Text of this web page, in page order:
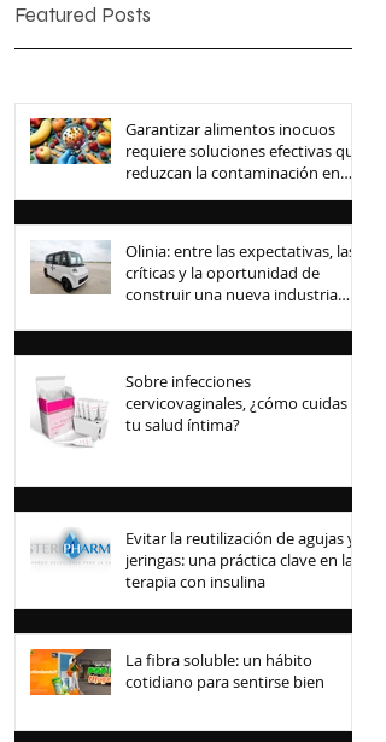
Featured Posts
Garantizar alimentos inocuos
requiere soluciones efectivas que
reduzcan la contaminación en
toda la cadena de suministro
Olinia: entre las expectativas, las
críticas y la oportunidad de
construir una nueva industria
Sobre infecciones
cervicovaginales, ¿cómo cuidas
tu salud íntima?
Evitar la reutilización de agujas y
jeringas: una práctica clave en la
terapia con insulina
La fibra soluble: un hábito
cotidiano para sentirse bien